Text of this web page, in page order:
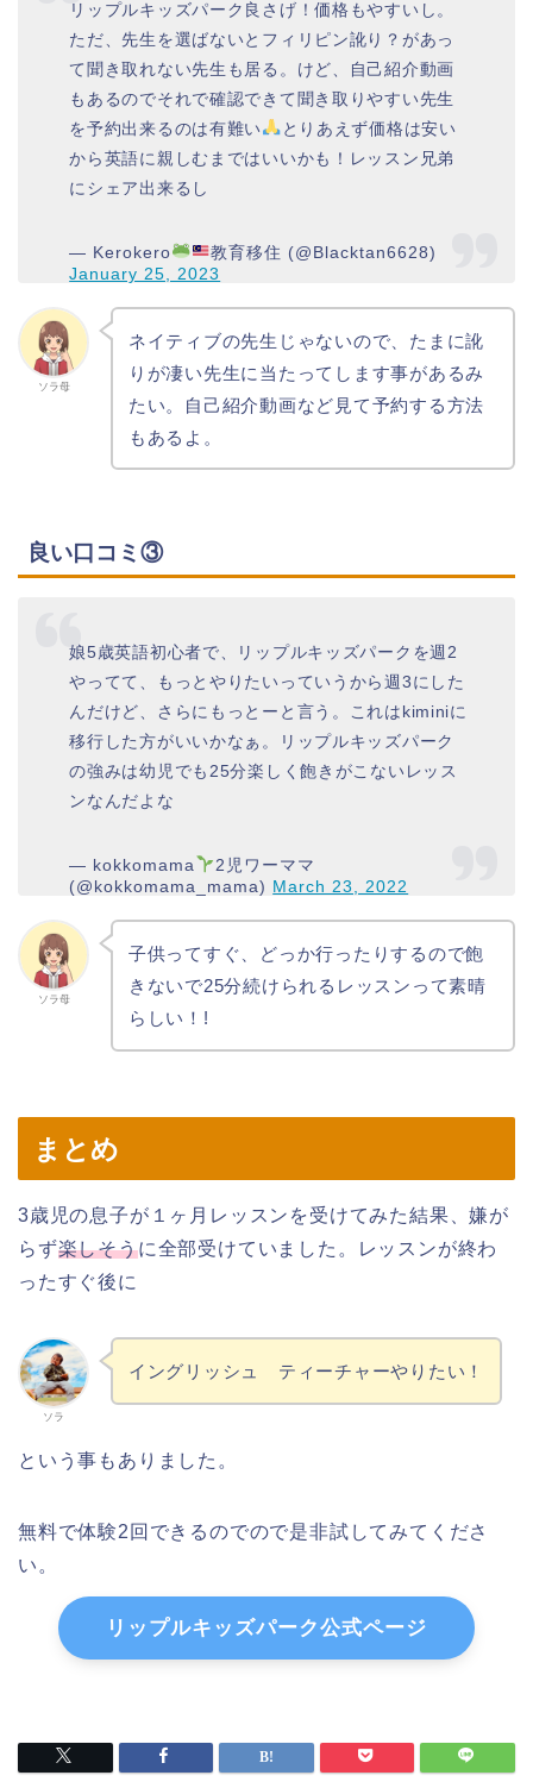
リップルキッズパーク良さげ！価格もやすいし。
ただ、先生を選ばないとフィリピン訛り？があっ
て聞き取れない先生も居る。けど、自己紹介動画
もあるのでそれで確認できて聞き取りやすい先生
を予約出来るのは有難い
とりあえず価格は安い
から英語に親しむまではいいかも！レッスン兄弟
にシェア出来るし
— Kerokero
教育移住 (@Blacktan6628)
January 25, 2023
ソラ母
ネイティブの先生じゃないので、たまに訛
りが凄い先生に当たってします事があるみ
たい。自己紹介動画など見て予約する方法
もあるよ。
良い口コミ③
娘5歳英語初心者で、リップルキッズパークを週2
やってて、もっとやりたいっていうから週3にした
んだけど、さらにもっとーと言う。これはkiminiに
移行した方がいいかなぁ。リップルキッズパーク
の強みは幼児でも25分楽しく飽きがこないレッス
ンなんだよな
— kokkomama
2児ワーママ
(@kokkomama_mama) March 23, 2022
ソラ母
子供ってすぐ、どっか行ったりするので飽
きないで25分続けられるレッスンって素晴
らしい！!
まとめ
3歳児の息子が１ヶ月レッスンを受けてみた結果、嫌が
らず楽しそうに全部受けていました。レッスンが終わ
ったすぐ後に
ソラ
イングリッシュ ティーチャーやりたい！
という事もありました。
無料で体験2回できるのでので是非試してみてくださ
い。
リップルキッズパーク公式ページ